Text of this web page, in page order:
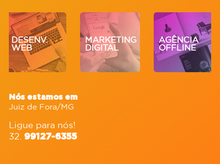
DESENV.
WEB
MARKETING
DIGITAL
AGÊNCIA
OFFLINE
Nós estamos em
Juiz de Fora/MG
Ligue para nós!
32. 99127-6355